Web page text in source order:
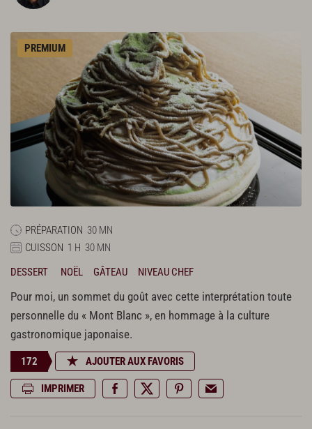
PREMIUM
PRÉPARATION 30 MN
CUISSON 1 H 30 MN
DESSERT
NOËL GÂTEAU NIVEAU CHEF
Pour moi, un sommet du goût avec cette interprétation toute
personnelle du « Mont Blanc », en hommage à la culture
gastronomique japonaise.
172 AJOUTER AUX FAVORIS
IMPRIMER